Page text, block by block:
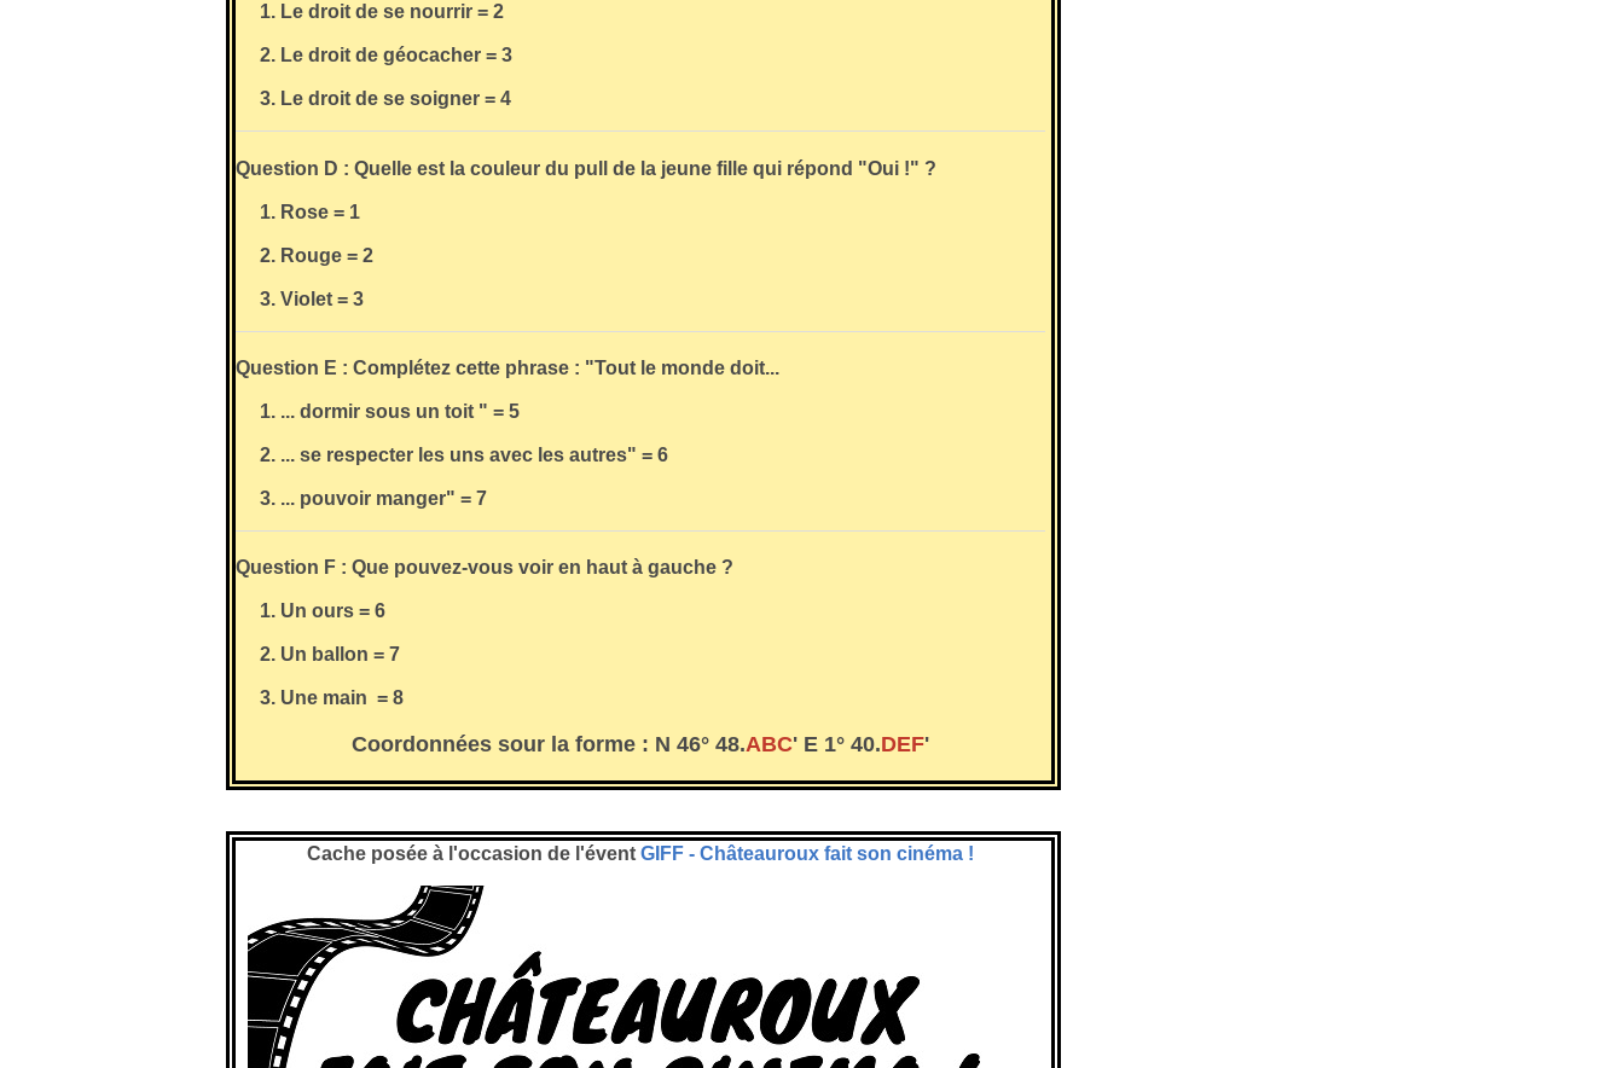
1. Le droit de se nourrir = 2
2. Le droit de géocacher = 3
3. Le droit de se soigner = 4
Question D : Quelle est la couleur du pull de la jeune fille qui répond "Oui !" ?
1. Rose = 1
2. Rouge = 2
3. Violet = 3
Question E : Complétez cette phrase : "Tout le monde doit...
1. ... dormir sous un toit " = 5
2. ... se respecter les uns avec les autres" = 6
3. ... pouvoir manger" = 7
Question F : Que pouvez-vous voir en haut à gauche ?
1. Un ours = 6
2. Un ballon = 7
3. Une main = 8
Coordonnées sour la forme : N 46° 48.ABC' E 1° 40.DEF'
Cache posée à l'occasion de l'évent GIFF - Châteauroux fait son cinéma !